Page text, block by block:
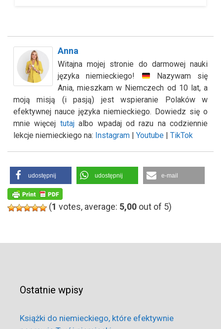
Anna
Witajna mojej stronie do darmowej nauki
języka niemieckiego!
Nazywam się
Ania, mieszkam w Niemczech od 10 lat, a
moją misją (i pasją) jest wspieranie Polaków w
efektywnej nauce języka niemieckiego. Dowiedz się o
mnie więcej tutajalbo wpadaj od razu na codziennie
lekcje niemieckiego na: Instagram | Youtube | TikTok
udostępnij udostępnij e-mail
(1 votes, average: 5,00 out of 5)
Ostatnie wpisy
Książki do niemieckiego, które efektywnie